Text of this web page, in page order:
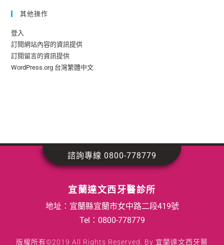
其他操作
登入
訂閱網站內容的資訊提供
訂閱留言的資訊提供
WordPress.org 台灣繁體中文
宜蘭達文西牙醫診所
地址：宜蘭縣宜蘭市女中路二段419號
Tel： 0800-778779
版權所有©2019 All Rights Reserved. By 宜蘭達文西牙醫
諮詢專線 0800-778779